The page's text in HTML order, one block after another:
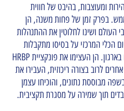
ומעוצבות, בהיבט של חווית
בפרק זמן של פחות משנה, הן
העולם ושינו לחלוטין את ההתנהלות
הכלי המרכזי על בסיסו מתקבלות
החלטות קידום ותגמול עובדים בארגון. הן העצימו את פונקציית HRBP
לרוב בצורה ריכוזית, העבירו את
מבוססת נתונים, והוכיחו עצמן
תוך שמירה על מסגרת תקציבית.